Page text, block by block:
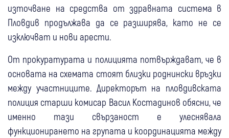
източване на средства от здравната система в
Пловдив продължава да се разширява, като не се
изключват и нови арести.
От прокуратурата и полицията потвърждават, че в
основата на схемата стоят близки роднински връзки
между участниците. Директорът на пловдивската
полиция старши комисар Васил Костадинов обясни, че
именно тази свързаност е улеснявала
функционирането на групата и координацията между